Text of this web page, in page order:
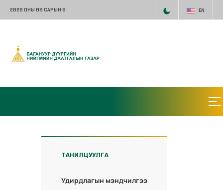
2026 ОНЫ 08 САРЫН 9 EN
ТАНИЛЦУУЛГА
Удирдлагын мэндчилгээ